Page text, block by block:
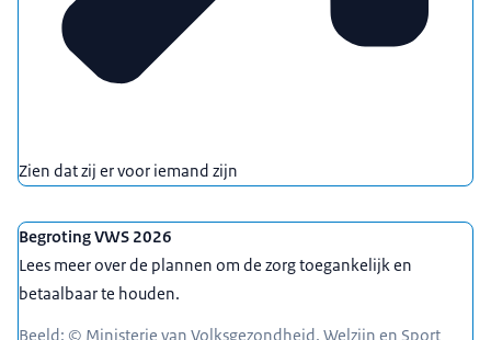
Zien dat zij er voor iemand zijn
Begroting VWS 2026
Lees meer over de plannen om de zorg toegankelijk en
betaalbaar te houden.
Beeld: © Ministerie van Volksgezondheid, Welzijn en Sport